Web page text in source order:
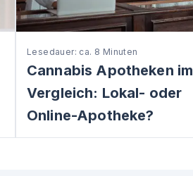
Lesedauer: ca. 8 Minuten
Cannabis Apotheken im
Vergleich: Lokal- oder
Online-Apotheke?